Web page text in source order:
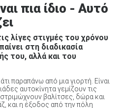
πια ίδιο - Αυτό
λίγες στιγμές του χρόνου
στη διαδικασία
του, αλλά και του
παραπάνω από μια γιορτή. Είναι
αυτοκίνητα γεμίζουν τις
βαλίτσες, δώρα και
και η έξοδος από την πόλη